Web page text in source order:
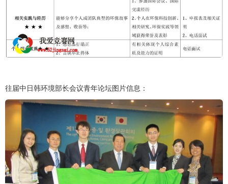
往届中日韩环境部长会议青年论坛图片信息：